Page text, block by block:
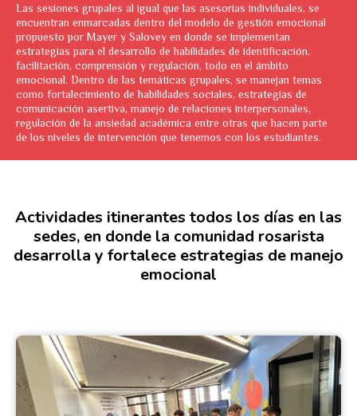
Las sesiones grupales al igual que las asesorías individuales, se
encuentran enmarcadas dentro del modelo de gestión emocional
propuesto por Mayer y Salovey en donde se implementan
estrategias para el desarrollo de habilidades de identificación,
facilitación, comprensión y regulación, todo en el ámbito
emocional. Dentro de las temáticas grupales, se manejan temas
como fortalecimiento de habilidades sociales, estrategias de
comunicación asertiva, manejo de relaciones interpersonales,
regulación de la ansiedad académica entre otras que hacen parte
de los niveles de intervención que tenemos con los estudiantes.
Actividades itinerantes todos los días en las
sedes, en donde la comunidad rosarista
desarrolla y fortalece estrategias de manejo
emocional